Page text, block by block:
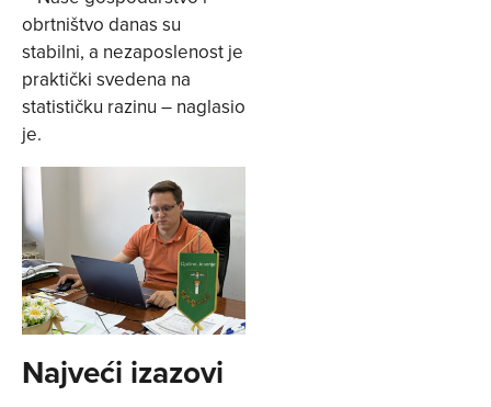
obrtništvo danas su
stabilni, a nezaposlenost je
praktički svedena na
statističku razinu – naglasio
je.
Najveći izazovi